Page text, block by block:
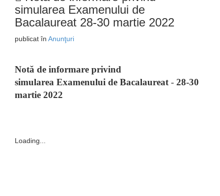
simularea Examenului de
Bacalaureat 28-30 martie 2022
publicat în Anunţuri
Notă de informare privind
simularea Examenului de Bacalaureat- 28-30
martie 2022
Loading...